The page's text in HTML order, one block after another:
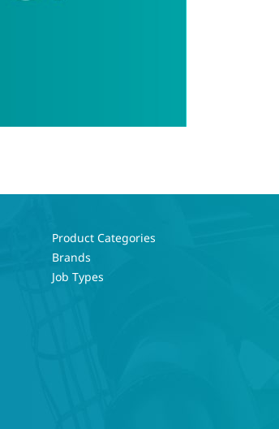
Product Categories
Brands
Job Types